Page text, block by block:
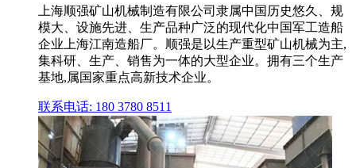
上海顺强矿山机械制造有限公司隶属中国历史悠久、规
模大、设施先进、生产品种广泛的现代化中国军工造船
企业上海江南造船厂。顺强是以生产重型矿山机械为主,
集科研、生产、销售为一体的大型企业。拥有三个生产
基地,属国家重点高新技术企业。
联系电话: 180 3780 8511